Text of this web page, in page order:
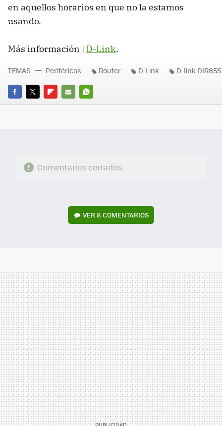
en aquellos horarios en que no la estamos
usando.
Más información | D-Link.
FACEBOOK
TWITTERFLIPBOARD
E-
WHATSAPP
TEMAS Periféricos Router D-Link D-link DIR855
Comentarios cerrados
VER8 COMENTARIOS